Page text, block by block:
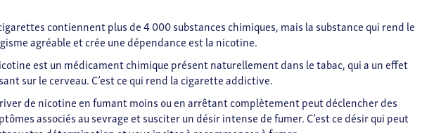
contiennent plus de 4 000 substances chimiques​, mais la substance qui rend le
agréable et crée une dépendance est la nicotine.
est un médicament chimique présent naturellement dans le tabac, qui a un effet
sur le cerveau. C’est ce qui rend la cigarette addictive.
de nicotine en fumant moins ou en arrêtant complètement peut déclencher des
associés au sevrage et susciter un désir intense de fumer. C’est ce désir qui peut